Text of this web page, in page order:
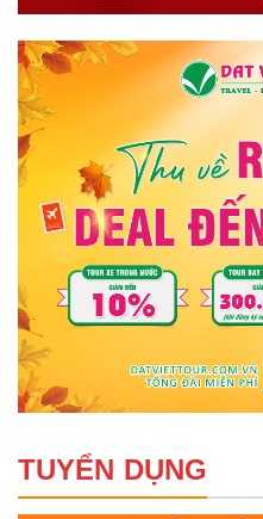
TUYỂN DỤNG